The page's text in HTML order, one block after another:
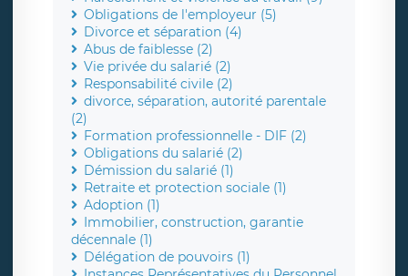
Obligations de l'employeur (5)
Divorce et séparation (4)
Abus de faiblesse (2)
Vie privée du salarié (2)
Responsabilité civile (2)
divorce, séparation, autorité parentale
(2)
Formation professionnelle - DIF (2)
Obligations du salarié (2)
Démission du salarié (1)
Retraite et protection sociale (1)
Adoption (1)
Immobilier, construction, garantie
décennale (1)
Délégation de pouvoirs (1)